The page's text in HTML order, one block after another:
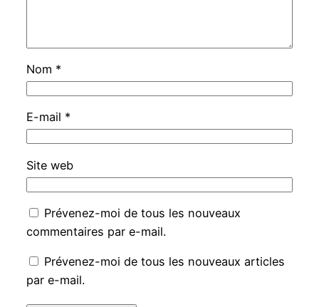
Nom *
E-mail *
Site web
Prévenez-moi de tous les nouveaux
commentaires par e-mail.
Prévenez-moi de tous les nouveaux articles
par e-mail.